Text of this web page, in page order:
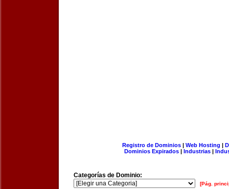
Registro de Dominios| Web Hosting |
Dominios Expirados | Industrias |
Categorías de Dominio:
[Pág.